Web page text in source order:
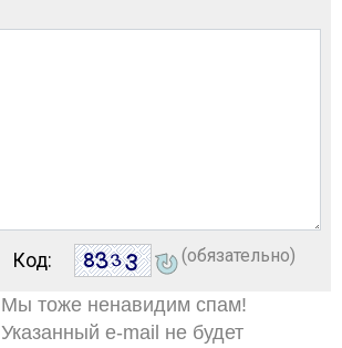
Код: (обязательно)
Мы тоже ненавидим спам!
Указанный e-mail не будет